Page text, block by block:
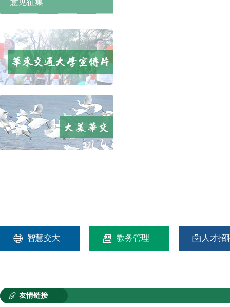
意见征集
 智慧交大  教务管理  人才招
 友情链接